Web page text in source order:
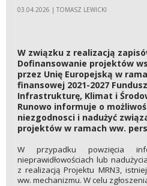
03.04.2026 | TOMASZ LEWICKI
W związku z realizacją
Dofinansowanie projektów
przez Unię Europejską w
finansowej 2021-2027
Infrastrukturę, Klimat i
Runowo informuje o
niezgodnosci i nadużyć
projektów w ramach ww.
W przypadku powzięcia
nieprawidłowościach lub
z realizacją Projektu MRN3,
ww. mechanizmu. W celu